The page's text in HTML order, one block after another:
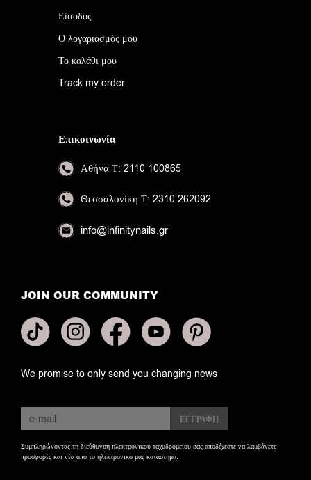
Είσοδος
Ο λογαριασμός μου
Το καλάθι μου
Track my order
Επικοινωνία
ΑθήναΤ: 2110 100865
ΘεσσαλονίκηΤ: 2310 262092
info@infinitynails.gr
JOIN OUR COMMUNITY
We promise to only send you changing news
Συμπληρώνοντας τη διεύθυνση ηλεκτρονικού ταχυδρομείου σας αποδέχεστε να λαμβάνετε
προσφορές και νέα από το ηλεκτρονικό μας κατάστημα.